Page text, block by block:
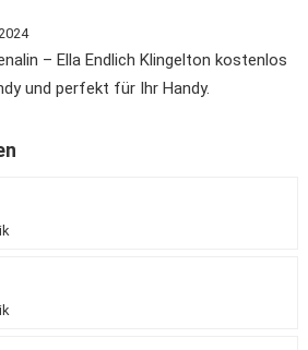
– Ella Endlich Klingelton kostenlos
und perfekt für Ihr Handy.